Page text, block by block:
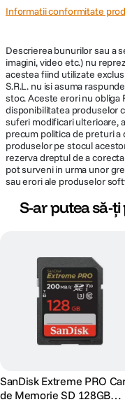
Informatii conformitate
Descrierea bunurilor sau a
imagini, video etc.) nu
acestea fiind utilizate
S.R.L. nu isi asuma
stoc. Aceste erori nu obliga
disponibilitatea produselor
suferi modificari ulterioare,
precum politica de preturi
produselor pe stocul
rezerva dreptul de a
pot surveni in urma unor
sau erori ale produselor
S-ar putea să-ți
SanDisk Extreme PRO
de Memorie SD 128GB